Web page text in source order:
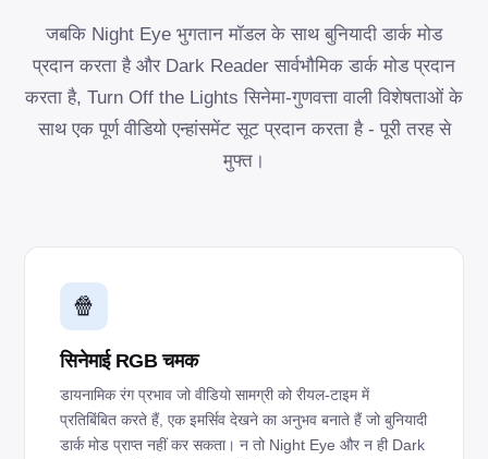
जबकि Night Eye भुगतान मॉडल के साथ बुनियादी डार्क मोड
प्रदान करता है और Dark Reader सार्वभौमिक डार्क मोड प्रदान
करता है, Turn Off the Lights सिनेमा-गुणवत्ता वाली विशेषताओं के
साथ एक पूर्ण वीडियो एन्हांसमेंट सूट प्रदान करता है - पूरी तरह से
मुफ्त।
🍿
सिनेमाई RGB चमक
डायनामिक रंग प्रभाव जो वीडियो सामग्री को रीयल-टाइम में
प्रतिबिंबित करते हैं, एक इमर्सिव देखने का अनुभव बनाते हैं जो बुनियादी
डार्क मोड प्राप्त नहीं कर सकता। न तो Night Eye और न ही Dark